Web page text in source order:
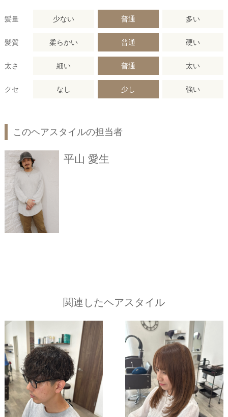
髪量 少ない 普通 多い
髪質 柔らかい 普通 硬い
太さ 細い 普通 太い
クセ なし 少し 強い
このヘアスタイルの担当者
平山 愛生
関連したヘアスタイル